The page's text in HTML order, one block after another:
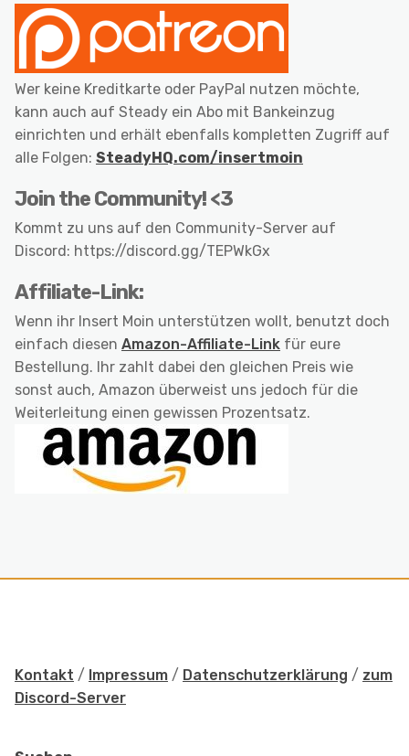
Wer keine Kreditkarte oder PayPal nutzen möchte,
kann auch auf Steady ein Abo mit Bankeinzug
einrichten und erhält ebenfalls kompletten Zugriff auf
alle Folgen: SteadyHQ.com/insertmoin
Join the Community! <3
Kommt zu uns auf den Community-Server auf
Discord: https://discord.gg/TEPWkGx
Affiliate-Link:
Wenn ihr Insert Moin unterstützen wollt, benutzt doch
einfach diesen Amazon-Affiliate-Link für eure
Bestellung. Ihr zahlt dabei den gleichen Preis wie
sonst auch, Amazon überweist uns jedoch für die
Weiterleitung einen gewissen Prozentsatz.
Kontakt / Impressum / Datenschutzerklärung / zum
Discord-Server